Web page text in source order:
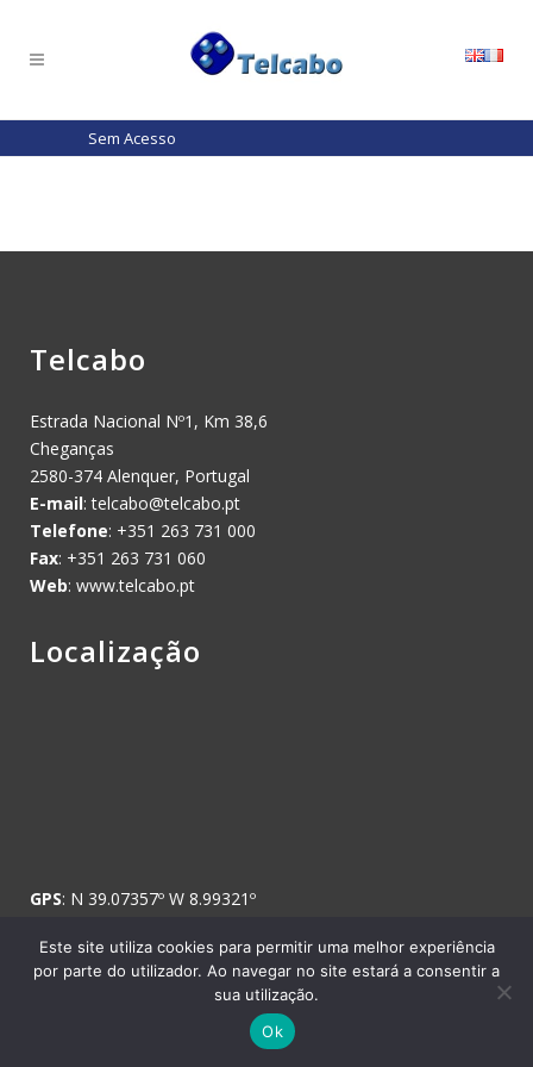
Sem Acesso
Telcabo
Estrada Nacional Nº1, Km 38,6
Cheganças
2580-374 Alenquer, Portugal
E-mail:telcabo@telcabo.pt
Telefone: +351 263 731 000
Fax: +351 263 731 060
Web: www.telcabo.pt
Localização
GPS: N 39.07357º W 8.99321º
Copyright © 2008 Telcabo, Telecomunicações e Electricidade, SA. -
Este site utiliza cookies para permitir uma melhor experiência
por parte do utilizador. Ao navegar no site estará a consentir a
sua utilização.
Ok